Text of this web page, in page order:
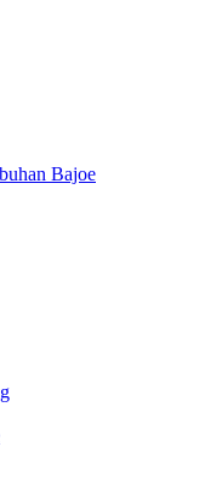
Bajoe